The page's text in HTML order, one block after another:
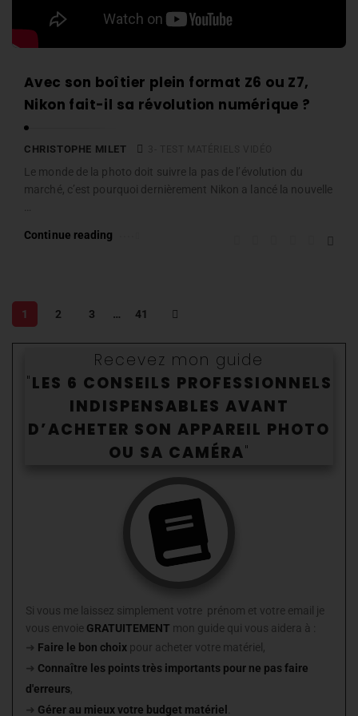
Avec son boîtier plein format Z6 ou Z7,
Nikon fait-il sa révolution numérique ?
CHRISTOPHE MILET
Le monde de la photo doit suivre la pas de l’évolution du
marché, c’est pourquoi dernièrement Nikon a lancé la nouvelle
…
Continue reading
P
a
1 2 3 … 41
Recevez mon guide
"LES 6 CONSEILS PROFESSIONNELS
INDISPENSABLES AVANT
D’ACHETER SON APPAREIL PHOTO
OU SA CAMÉRA"
Si vous me laissez simplement votre prénom et votre email je
vous envoie GRATUITEMENT mon guide qui vous aidera à :
➜ Faire le bon choix pour acheter votre matériel,
➜ Connaître les points très importants pour ne pas faire
d'erreurs,
➜ Gérer au mieux votre budget matériel